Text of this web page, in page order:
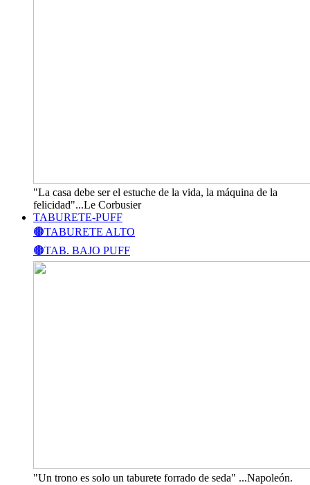
"La casa debe ser el estuche de la vida, la máquina de la
felicidad"...Le Corbusier
TABURETE-PUFF
🟤TABURETE ALTO
🟤TAB. BAJO PUFF
"Un trono es solo un taburete forrado de seda" ...Napoleón.